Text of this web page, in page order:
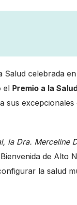
celebrada
el Premio a la
sus
la Dra. Merceline
de Alto
la salud